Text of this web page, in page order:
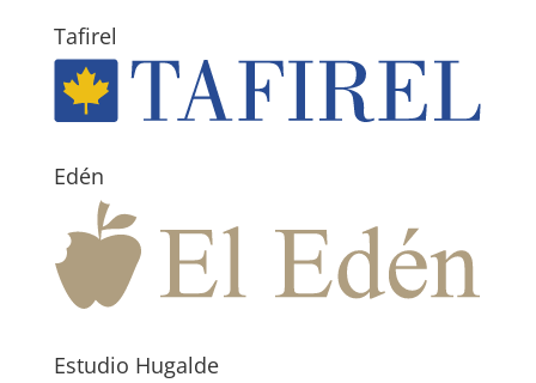
Tafirel
Edén
Estudio Hugalde